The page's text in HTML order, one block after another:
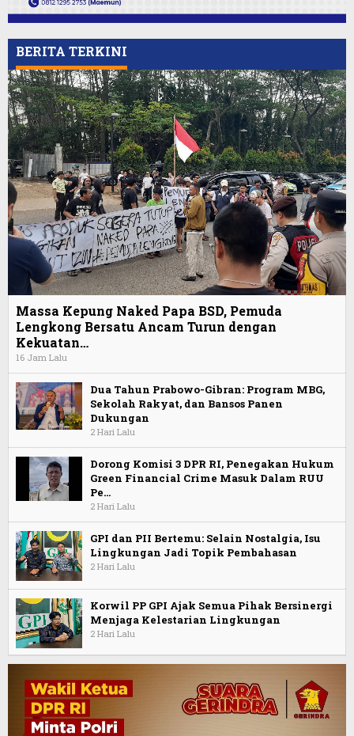
BERITA TERKINI
Massa Kepung Naked Papa BSD, Pemuda
Lengkong Bersatu Ancam Turun dengan
Kekuatan…
16 Jam Lalu
Dua Tahun Prabowo-Gibran: Program MBG,
Sekolah Rakyat, dan Bansos Panen
Dukungan
2 Hari Lalu
Dorong Komisi 3 DPR RI, Penegakan Hukum
Green Financial Crime Masuk Dalam RUU
Pe…
2 Hari Lalu
GPI dan PII Bertemu: Selain Nostalgia, Isu
Lingkungan Jadi Topik Pembahasan
2 Hari Lalu
Korwil PP GPI Ajak Semua Pihak Bersinergi
Menjaga Kelestarian Lingkungan
2 Hari Lalu